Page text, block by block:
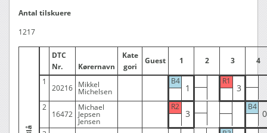
Antal tilskuere
1217
DTC
Nr.
Kørernavn
Kate
gori
Guest 1 2 3 4
1
20216 Mikkel
Michelsen
B4
1
R1
3
2
16472
Michael
Jepsen
Jensen
R2
3
B4
0